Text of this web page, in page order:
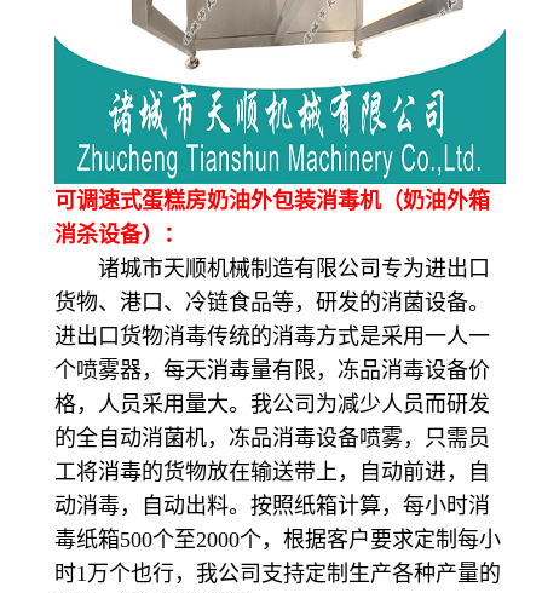
可调速式蛋糕房奶油外包装消毒机（奶油外箱
消杀设备）：
诸城市天顺机械制造有限公司专为进出口
货物、港口、冷链食品等，研发的消菌设备。
进出口货物消毒传统的消毒方式是采用一人一
个喷雾器，每天消毒量有限，冻品消毒设备价
格，人员采用量大。我公司为减少人员而研发
的全自动消菌机，冻品消毒设备喷雾，只需员
工将消毒的货物放在输送带上，自动前进，自
动消毒，自动出料。按照纸箱计算，每小时消
毒纸箱500个至2000个，根据客户要求定制每小
时1万个也行，我公司支持定制生产各种产量的